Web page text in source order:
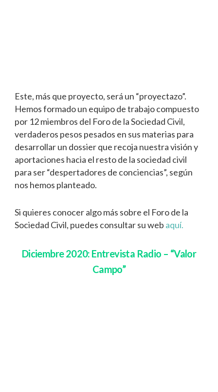
Este, más que proyecto, será un “proyectazo”.
Hemos formado un equipo de trabajo compuesto
por 12 miembros del Foro de la Sociedad Civil,
verdaderos pesos pesados en sus materias para
desarrollar un dossier que recoja nuestra visión y
aportaciones hacia el resto de la sociedad civil
para ser “despertadores de conciencias”, según
nos hemos planteado.
Si quieres conocer algo más sobre el Foro de la
Sociedad Civil, puedes consultar su web aquí.
Diciembre 2020: Entrevista Radio – “Valor
Campo”